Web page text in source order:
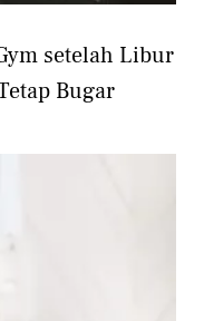
setelah Libur
Bugar